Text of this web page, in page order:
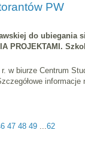
PW
do ubiegania
PROJEKTAMI.
w biurze Centrum
47 48 49 62